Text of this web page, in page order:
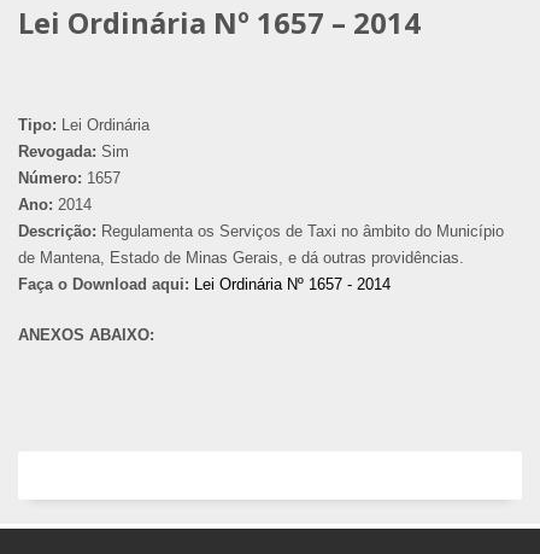
Lei Ordinária Nº 1657 – 2014
Tipo: Lei Ordinária
Revogada: Sim
Número: 1657
Ano: 2014
Descrição: Regulamenta os Serviços de Taxi no âmbito do Município
de Mantena, Estado de Minas Gerais, e dá outras providências.
Faça o Download aqui: Lei Ordinária Nº 1657 - 2014
ANEXOS ABAIXO: